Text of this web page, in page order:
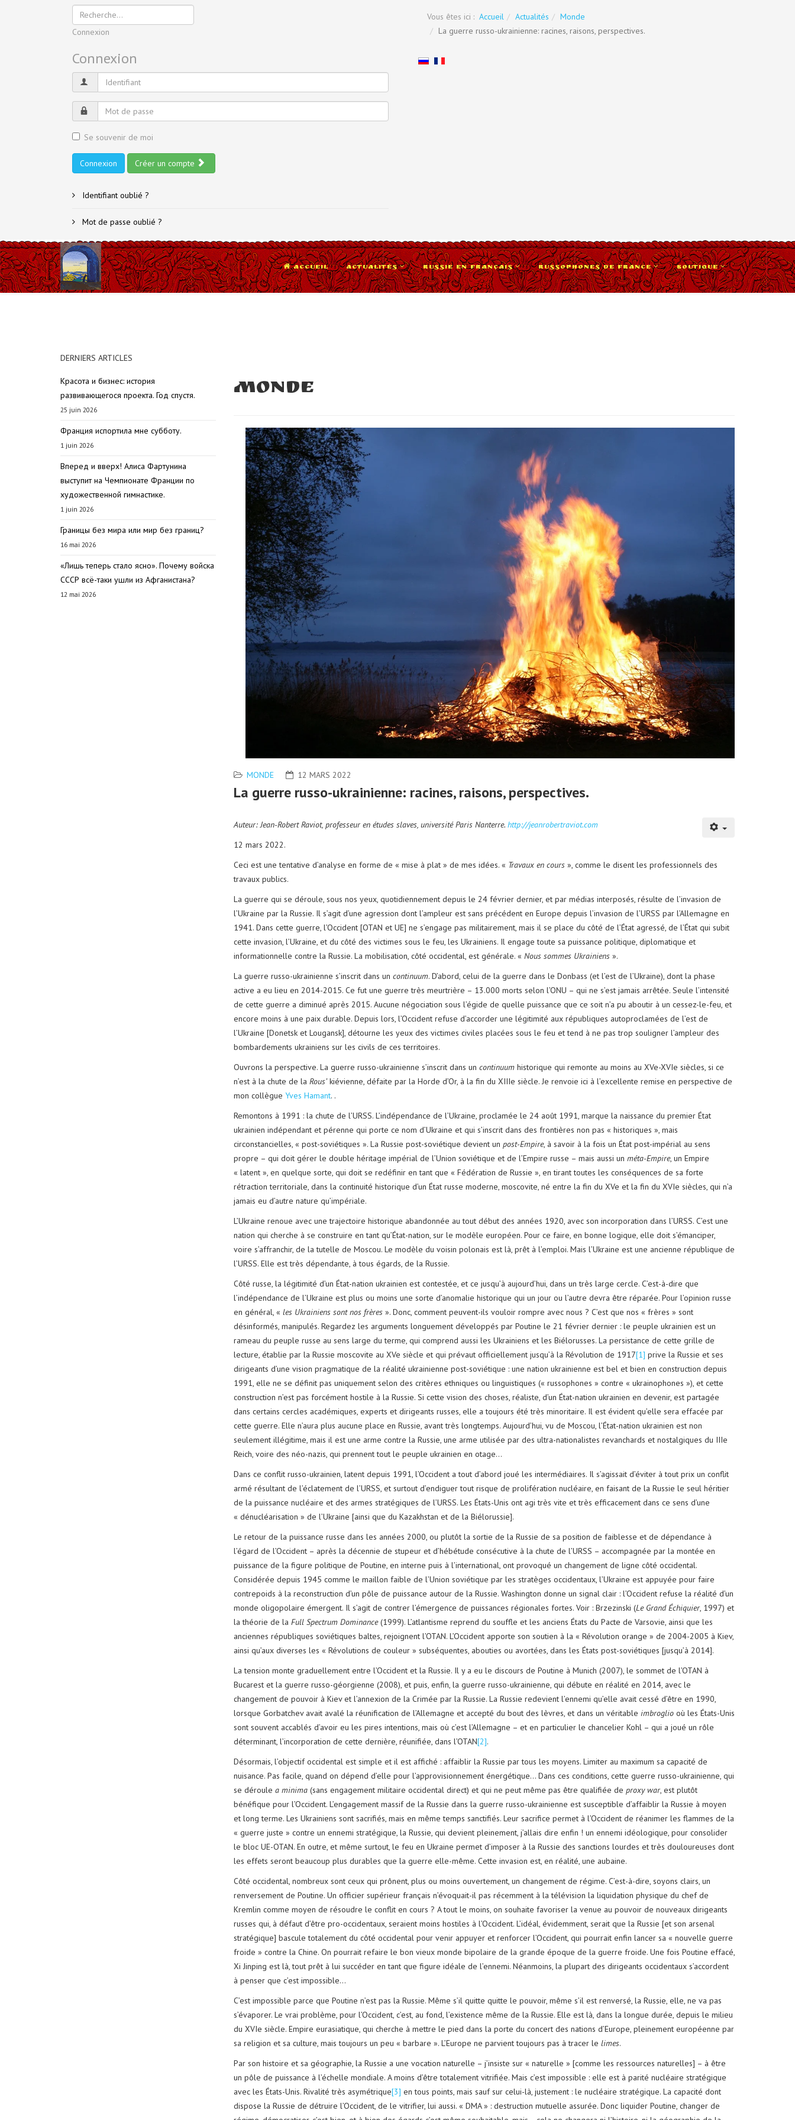
Connexion
Connexion
Se souvenir de moi
Connexion Créer un compte
Identifiant oublié ?
Mot de passe oublié ?
Vous êtes ici : Accueil Actualités
Monde
La guerre russo-ukrainienne: racines, raisons, perspectives.
ACCUEIL ACTUALITÉS RUSSIE EN FRANÇAIS RUSSOPHONES DE FRANCE BOUTIQUE
DERNIERS ARTICLES
Красота и бизнес: история
развивающегося проекта. Год спустя.
25 juin 2026
Франция испортила мне субботу.
1 juin 2026
Вперед и вверх! Алиса Фартунина
выступит на Чемпионате Франции по
художественной гимнастике.
1 juin 2026
Границы без мира или мир без границ?
16 mai 2026
«Лишь теперь стало ясно». Почему войска
СССР всё-таки ушли из Афганистана?
12 mai 2026
Monde
MONDE 12 MARS 2022
La guerre russo-ukrainienne: racines, raisons, perspectives.
Auteur: Jean-Robert Raviot, professeur en études slaves, université Paris Nanterre. http://jeanrobertraviot.com
12 mars 2022.
Ceci est une tentative d’analyse en forme de « mise à plat » de mes idées. « Travaux en cours», comme le disent les professionnels des
travaux publics.
La guerre qui se déroule, sous nos yeux, quotidiennement depuis le 24 février dernier, et par médias interposés, résulte de l’invasion de
l’Ukraine par la Russie. Il s’agit d’une agression dont l’ampleur est sans précédent en Europe depuis l’invasion de l’URSS par l’Allemagne en
1941. Dans cette guerre, l’Occident [OTAN et UE] ne s’engage pas militairement, mais il se place du côté de l’État agressé, de l’État qui subit
cette invasion, l’Ukraine, et du côté des victimes sous le feu, les Ukrainiens. Il engage toute sa puissance politique, diplomatique et
informationnelle contre la Russie. La mobilisation, côté occidental, est générale. « Nous sommes Ukrainiens».
La guerre russo-ukrainienne s’inscrit dans un continuum. D’abord, celui de la guerre dans le Donbass (et l’est de l’Ukraine), dont la phase
active a eu lieu en 2014-2015. Ce fut une guerre très meurtrière – 13.000 morts selon l’ONU – qui ne s’est jamais arrêtée. Seule l’intensité
de cette guerre a diminué après 2015. Aucune négociation sous l’égide de quelle puissance que ce soit n’a pu aboutir à un cessez-le-feu, et
encore moins à une paix durable. Depuis lors, l’Occident refuse d’accorder une légitimité aux républiques autoproclamées de l’est de
l’Ukraine [Donetsk et Lougansk], détourne les yeux des victimes civiles placées sous le feu et tend à ne pas trop souligner l’ampleur des
bombardements ukrainiens sur les civils de ces territoires.
Ouvrons la perspective. La guerre russo-ukrainienne s’inscrit dans un continuumhistorique qui remonte au moins au XVe-XVIe siècles, si ce
n’est à la chute de la Rous’kiévienne, défaite par la Horde d’Or, à la fin du XIIIe siècle. Je renvoie ici à l’excellente remise en perspective de
mon collègue Yves Hamant. .
Remontons à 1991 : la chute de l’URSS. L’indépendance de l’Ukraine, proclamée le 24 août 1991, marque la naissance du premier État
ukrainien indépendant et pérenne qui porte ce nom d’Ukraine et qui s’inscrit dans des frontières non pas « historiques », mais
circonstancielles, « post-soviétiques ». La Russie post-soviétique devient un post-Empire, à savoir à la fois un État post-impérial au sens
propre – qui doit gérer le double héritage impérial de l’Union soviétique et de l’Empire russe – mais aussi un méta-Empire, un Empire
« latent », en quelque sorte, qui doit se redéfinir en tant que « Fédération de Russie », en tirant toutes les conséquences de sa forte
rétraction territoriale, dans la continuité historique d’un État russe moderne, moscovite, né entre la fin du XVe et la fin du XVIe siècles, qui n’a
jamais eu d’autre nature qu’impériale.
L’Ukraine renoue avec une trajectoire historique abandonnée au tout début des années 1920, avec son incorporation dans l’URSS. C’est une
nation qui cherche à se construire en tant qu’État-nation, sur le modèle européen. Pour ce faire, en bonne logique, elle doit s’émanciper,
voire s’affranchir, de la tutelle de Moscou. Le modèle du voisin polonais est là, prêt à l’emploi. Mais l’Ukraine est une ancienne république de
l’URSS. Elle est très dépendante, à tous égards, de la Russie.
Côté russe, la légitimité d’un État-nation ukrainien est contestée, et ce jusqu’à aujourd’hui, dans un très large cercle. C’est-à-dire que
l’indépendance de l’Ukraine est plus ou moins une sorte d’anomalie historique qui un jour ou l’autre devra être réparée. Pour l’opinion russe
en général, « les Ukrainiens sont nos frères». Donc, comment peuvent-ils vouloir rompre avec nous ? C’est que nos « frères » sont
désinformés, manipulés. Regardez les arguments longuement développés par Poutine le 21 février dernier : le peuple ukrainien est un
rameau du peuple russe au sens large du terme, qui comprend aussi les Ukrainiens et les Biélorusses. La persistance de cette grille de
lecture, établie par la Russie moscovite au XVe siècle et qui prévaut officiellement jusqu’à la Révolution de 1917[1] prive la Russie et ses
dirigeants d’une vision pragmatique de la réalité ukrainienne post-soviétique : une nation ukrainienne est bel et bien en construction depuis
1991, elle ne se définit pas uniquement selon des critères ethniques ou linguistiques (« russophones » contre « ukrainophones »), et cette
construction n’est pas forcément hostile à la Russie. Si cette vision des choses, réaliste, d’un État-nation ukrainien en devenir, est partagée
dans certains cercles académiques, experts et dirigeants russes, elle a toujours été très minoritaire. Il est évident qu’elle sera effacée par
cette guerre. Elle n’aura plus aucune place en Russie, avant très longtemps. Aujourd’hui, vu de Moscou, l’État-nation ukrainien est non
seulement illégitime, mais il est une arme contre la Russie, une arme utilisée par des ultra-nationalistes revanchards et nostalgiques du IIIe
Reich, voire des néo-nazis, qui prennent tout le peuple ukrainien en otage…
Dans ce conflit russo-ukrainien, latent depuis 1991, l’Occident a tout d’abord joué les intermédiaires. Il s’agissait d’éviter à tout prix un conflit
armé résultant de l’éclatement de l’URSS, et surtout d’endiguer tout risque de prolifération nucléaire, en faisant de la Russie le seul héritier
de la puissance nucléaire et des armes stratégiques de l’URSS. Les États-Unis ont agi très vite et très efficacement dans ce sens d’une
« dénucléarisation » de l’Ukraine [ainsi que du Kazakhstan et de la Biélorussie].
Le retour de la puissance russe dans les années 2000, ou plutôt la sortie de la Russie de sa position de faiblesse et de dépendance à
l’égard de l’Occident – après la décennie de stupeur et d’hébétude consécutive à la chute de l’URSS – accompagnée par la montée en
puissance de la figure politique de Poutine, en interne puis à l’international, ont provoqué un changement de ligne côté occidental.
Considérée depuis 1945 comme le maillon faible de l’Union soviétique par les stratèges occidentaux, l’Ukraine est appuyée pour faire
contrepoids à la reconstruction d’un pôle de puissance autour de la Russie. Washington donne un signal clair : l’Occident refuse la réalité d’un
monde oligopolaire émergent. Il s’agit de contrer l’émergence de puissances régionales fortes. Voir : Brzezinski (Le Grand Échiquier, 1997) et
la théorie de la Full Spectrum Dominance(1999). L’atlantisme reprend du souffle et les anciens États du Pacte de Varsovie, ainsi que les
anciennes républiques soviétiques baltes, rejoignent l’OTAN. L’Occident apporte son soutien à la « Révolution orange » de 2004-2005 à Kiev,
ainsi qu’aux diverses les « Révolutions de couleur » subséquentes, abouties ou avortées, dans les États post-soviétiques [jusqu’à 2014].
La tension monte graduellement entre l’Occident et la Russie. Il y a eu le discours de Poutine à Munich (2007), le sommet de l’OTAN à
Bucarest et la guerre russo-géorgienne (2008), et puis, enfin, la guerre russo-ukrainienne, qui débute en réalité en 2014, avec le
changement de pouvoir à Kiev et l’annexion de la Crimée par la Russie. La Russie redevient l’ennemi qu’elle avait cessé d’être en 1990,
lorsque Gorbatchev avait avalé la réunification de l’Allemagne et accepté du bout des lèvres, et dans un véritable imbrogliooù les États-Unis
sont souvent accablés d’avoir eu les pires intentions, mais où c’est l’Allemagne – et en particulier le chancelier Kohl – qui a joué un rôle
déterminant, l’incorporation de cette dernière, réunifiée, dans l’OTAN[2].
Désormais, l’objectif occidental est simple et il est affiché : affaiblir la Russie par tous les moyens. Limiter au maximum sa capacité de
nuisance. Pas facile, quand on dépend d’elle pour l’approvisionnement énergétique… Dans ces conditions, cette guerre russo-ukrainienne, qui
se déroule a minima(sans engagement militaire occidental direct) et qui ne peut même pas être qualifiée de proxy war, est plutôt
bénéfique pour l’Occident. L’engagement massif de la Russie dans la guerre russo-ukrainienne est susceptible d’affaiblir la Russie à moyen
et long terme. Les Ukrainiens sont sacrifiés, mais en même temps sanctifiés. Leur sacrifice permet à l’Occident de réanimer les flammes de la
« guerre juste » contre un ennemi stratégique, la Russie, qui devient pleinement, j’allais dire enfin ! un ennemi idéologique, pour consolider
le bloc UE-OTAN. En outre, et même surtout, le feu en Ukraine permet d’imposer à la Russie des sanctions lourdes et très douloureuses dont
les effets seront beaucoup plus durables que la guerre elle-même. Cette invasion est, en réalité, une aubaine.
Côté occidental, nombreux sont ceux qui prônent, plus ou moins ouvertement, un changement de régime. C’est-à-dire, soyons clairs, un
renversement de Poutine. Un officier supérieur français n’évoquait-il pas récemment à la télévision la liquidation physique du chef de
Kremlin comme moyen de résoudre le conflit en cours ? A tout le moins, on souhaite favoriser la venue au pouvoir de nouveaux dirigeants
russes qui, à défaut d’être pro-occidentaux, seraient moins hostiles à l’Occident. L’idéal, évidemment, serait que la Russie [et son arsenal
stratégique] bascule totalement du côté occidental pour venir appuyer et renforcer l’Occident, qui pourrait enfin lancer sa « nouvelle guerre
froide » contre la Chine. On pourrait refaire le bon vieux monde bipolaire de la grande époque de la guerre froide. Une fois Poutine effacé,
Xi Jinping est là, tout prêt à lui succéder en tant que figure idéale de l’ennemi. Néanmoins, la plupart des dirigeants occidentaux s’accordent
à penser que c’est impossible…
C’est impossible parce que Poutine n’est pas la Russie. Même s’il quitte quitte le pouvoir, même s’il est renversé, la Russie, elle, ne va pas
s’évaporer. Le vrai problème, pour l’Occident, c’est, au fond, l’existence même de la Russie. Elle est là, dans la longue durée, depuis le milieu
du XVIe siècle. Empire eurasiatique, qui cherche à mettre le pied dans la porte du concert des nations d’Europe, pleinement européenne par
sa religion et sa culture, mais toujours un peu « barbare ». L’Europe ne parvient toujours pas à tracer le limes.
Par son histoire et sa géographie, la Russie a une vocation naturelle – j’insiste sur « naturelle » [comme les ressources naturelles] – à être
un pôle de puissance à l’échelle mondiale. A moins d’être totalement vitrifiée. Mais c’est impossible : elle est à parité nucléaire stratégique
avec les États-Unis. Rivalité très asymétrique[3] en tous points, mais sauf sur celui-là, justement : le nucléaire stratégique. La capacité dont
dispose la Russie de détruire l’Occident, de le vitrifier, lui aussi. « DMA » : destruction mutuelle assurée. Donc liquider Poutine, changer de